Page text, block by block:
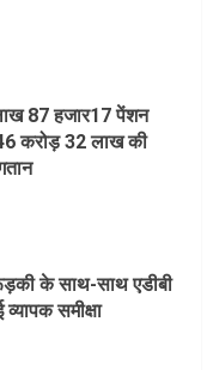
87 हजार17 पेंशन
करोड़ 32 लाख की
के साथ-साथ एडीबी
व्यापक समीक्षा